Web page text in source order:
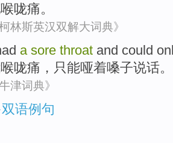
喉咙痛。
柯林斯英汉双解大词典》
a sore throat and could
喉咙痛， 只能哑着嗓子说话。
牛津词典》
语例句